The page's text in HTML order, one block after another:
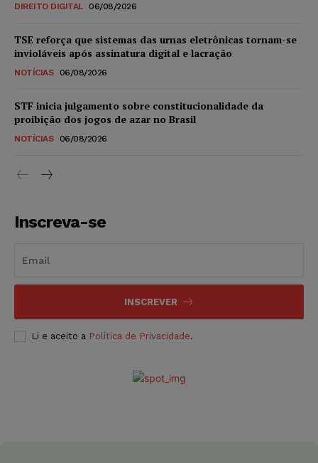
DIREITO DIGITAL 06/08/2026
TSE reforça que sistemas das urnas eletrônicas tornam-se
invioláveis após assinatura digital e lacração
NOTÍCIAS 06/08/2026
STF inicia julgamento sobre constitucionalidade da
proibição dos jogos de azar no Brasil
NOTÍCIAS 06/08/2026
Inscreva-se
INSCREVER
Li e aceito a Política de Privacidade.